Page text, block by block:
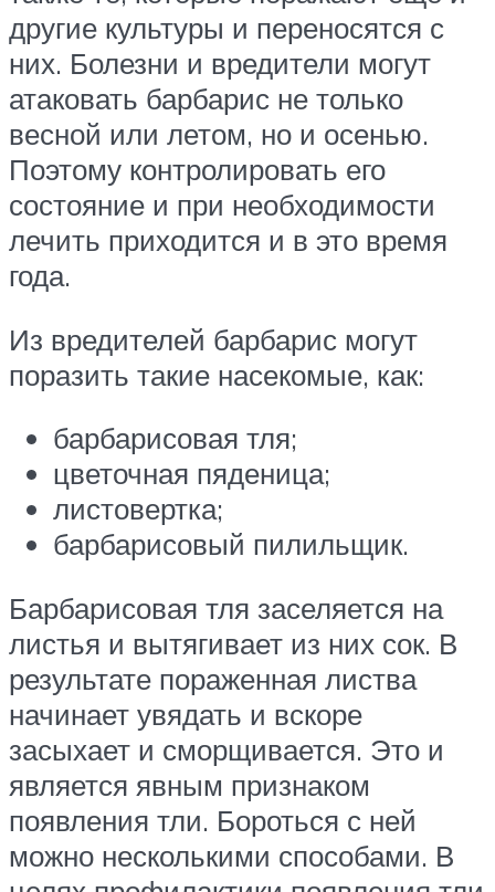
другие культуры и переносятся с
них. Болезни и вредители могут
атаковать барбарис не только
весной или летом, но и осенью.
Поэтому контролировать его
состояние и при необходимости
лечить приходится и в это время
года.
Из вредителей барбарис могут
поразить такие насекомые, как:
барбарисовая тля;
цветочная пяденица;
листовертка;
барбарисовый пилильщик.
Барбарисовая тля заселяется на
листья и вытягивает из них сок. В
результате пораженная листва
начинает увядать и вскоре
засыхает и сморщивается. Это и
является явным признаком
появления тли. Бороться с ней
можно несколькими способами. В